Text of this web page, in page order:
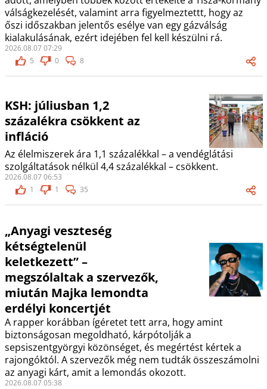
válságkezelését, valamint arra figyelmeztettt, hogy az
őszi időszakban jelentős esélye van egy gázválság
kialakulásának, ezért idejében fel kell készülni rá.
2026.08.07 07:29
5
0 8
KSH: júliusban 1,2
százalékra csökkent az
infláció
Az élelmiszerek ára 1,1 százalékkal – a vendéglátási
szolgáltatások nélkül 4,4 százalékkal – csökkent.
2026.08.07 06:53
1
1 35
„Anyagi veszteség
kétségtelenül
keletkezett” –
megszólaltak a szervezők,
miután Majka lemondta
erdélyi koncertjét
A rapper korábban ígéretet tett arra, hogy amint
biztonságosan megoldható, kárpótolják a
sepsiszentgyörgyi közönséget, és megértést kértek a
rajongóktól. A szervezők még nem tudták összeszámolni
az anyagi kárt, amit a lemondás okozott.
2026.08.07 05:38